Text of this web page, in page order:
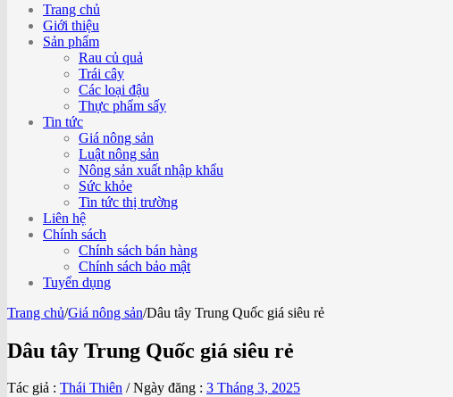
Trang chủ
Giới thiệu
Sản phẩm
Rau củ quả
Trái cây
Các loại đậu
Thực phẩm sấy
Tin tức
Giá nông sản
Luật nông sản
Nông sản xuất nhập khẩu
Sức khỏe
Tin tức thị trường
Liên hệ
Chính sách
Chính sách bán hàng
Chính sách bảo mật
Tuyển dụng
Trang chủ/Giá nông sản/Dâu tây Trung Quốc giá siêu rẻ
Dâu tây Trung Quốc giá siêu rẻ
Tác giả : Thái Thiên / Ngày đăng : 3 Tháng 3, 2025